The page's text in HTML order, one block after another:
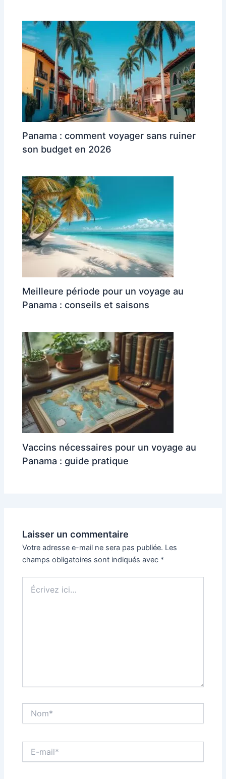
Panama : comment voyager sans ruiner
son budget en 2026
Meilleure période pour un voyage au
Panama : conseils et saisons
Vaccins nécessaires pour un voyage au
Panama : guide pratique
Laisser un commentaire
Votre adresse e-mail ne sera pas publiée. Les
champs obligatoires sont indiqués avec *
ici…
mail*